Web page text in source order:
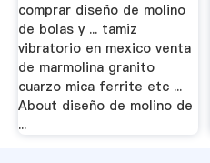
comprar diseño de molino
de bolas y ... tamiz
vibratorio en mexico venta
de marmolina granito
cuarzo mica ferrite etc ...
About diseño de molino de
...